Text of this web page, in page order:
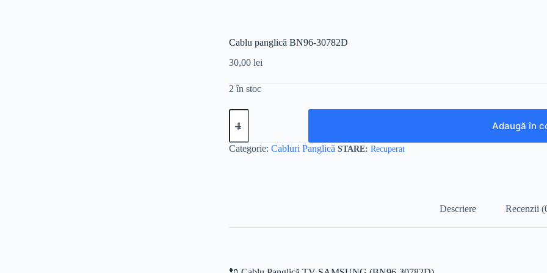
Cablu panglică BN96-30782D
30,00 lei
2 în stoc
Cantitate
Cablu
BN96-
30782D
Adaugă în
Categorie: Cabluri Panglică Recuperat
Descriere Recenzii